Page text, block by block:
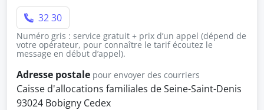
32 30
Numéro gris : service gratuit + prix d’un appel (dépend de
votre opérateur, pour connaître le tarif écoutez le
message en début d’appel).
Adresse postale pour envoyer des courriers
Caisse d'allocations familiales de Seine-Saint-Denis
93024 Bobigny Cedex